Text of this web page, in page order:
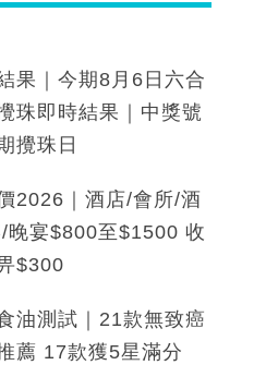
果｜今期8月6日六合
珠即時結果｜中獎號
攪珠日
2026｜酒店/會所/酒
晚宴$800至$1500 收
$300
油測試｜21款無致癌
薦 17款獲5星滿分